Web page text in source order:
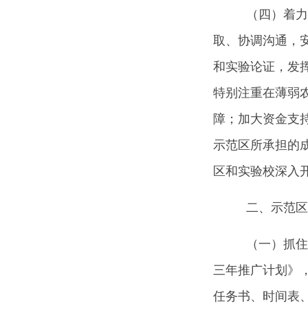
（四）着力
取、协调沟通，
和实验论证，发
特别注重在薄弱
障；加大资金支
示范区所承担的
区和实验校深入
二、示范区
（一）抓住
三年推广计划》
任务书、时间表